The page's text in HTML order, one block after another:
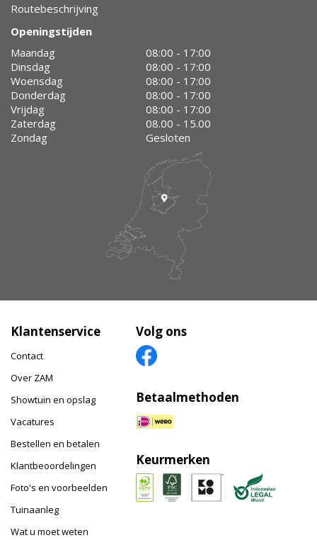
Routebeschrijving
Openingstijden
Maandag
08:00 - 17:00
Dinsdag
08:00 - 17:00
Woensdag
08:00 - 17:00
Donderdag
08:00 - 17:00
Vrijdag
08:00 - 17:00
Zaterdag
08.00 - 15.00
Zondag
Gesloten
Klantenservice
Contact
Over ZAM
Showtuin en opslag
Vacatures
Bestellen en betalen
Klantbeoordelingen
Foto's en voorbeelden
Tuinaanleg
Wat u moet weten
Volg ons
Betaalmethoden
Keurmerken